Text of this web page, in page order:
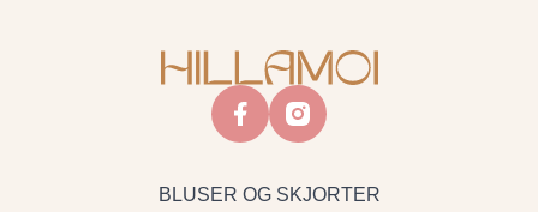
facebookinstagram
BLUSER OG SKJORTER